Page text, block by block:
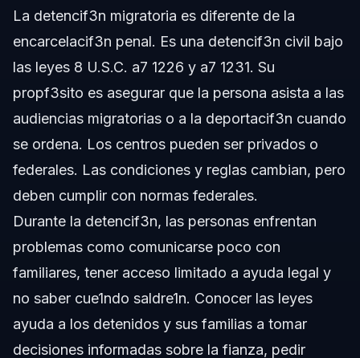
La detencif3n migratoria es diferente de la
encarcelacif3n penal. Es una detencif3n civil bajo
las leyes 8 U.S.C. a7 1226 y a7 1231. Su
propf3sito es asegurar que la persona asista a las
audiencias migratorias o a la deportacif3n cuando
se ordena. Los centros pueden ser privados o
federales. Las condiciones y reglas cambian, pero
deben cumplir con normas federales.
Durante la detencif3n, las personas enfrentan
problemas como comunicarse poco con
familiares, tener acceso limitado a ayuda legal y
no saber cue1ndo saldre1n. Conocer las leyes
ayuda a los detenidos y sus familias a tomar
decisiones informadas sobre la fianza, pedir